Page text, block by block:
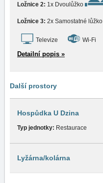
Ložnice 2: 1x Dvoulůžko
Ložnice 3: 2x Samostatné lůžko
Televize Wi-Fi
Detailní popis »
Další prostory
Hospůdka U Dzina
Typ jednotky: Restaurace
Lyžárna/kolárna